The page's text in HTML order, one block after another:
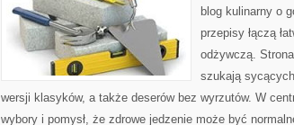
blog kulinarny o
przepisy łączą
odżywczą.
szukają
wersji klasyków, a także deserów bez wyrzutów. W
wybory i pomysł, że zdrowe jedzenie może być